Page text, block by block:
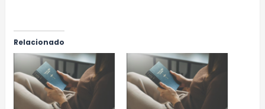
Relacionado